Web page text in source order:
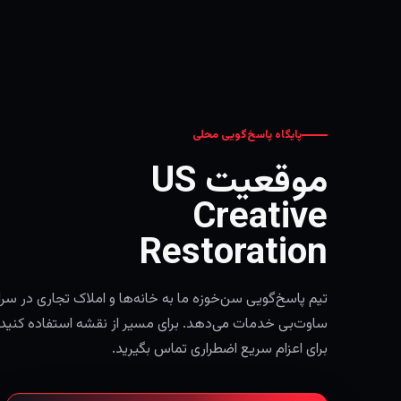
پایگاه پاسخ‌گویی محلی
موقعیت US
Creative
Restoration
تیم پاسخ‌گویی سن‌خوزه ما به خانه‌ها و املاک تجاری در
ساوت‌بی خدمات می‌دهد. برای مسیر از نقشه استفاده کنید
برای اعزام سریع اضطراری تماس بگیرید.